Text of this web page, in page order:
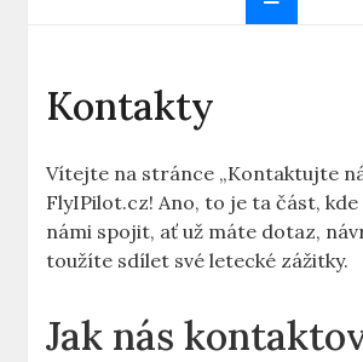
Kontakty
Vítejte na stránce „Kontaktujte
FlyIPilot.cz! Ano, to je ta část, kde
námi spojit, ať už máte dotaz,
toužíte sdílet své letecké zážitky.
Jak nás